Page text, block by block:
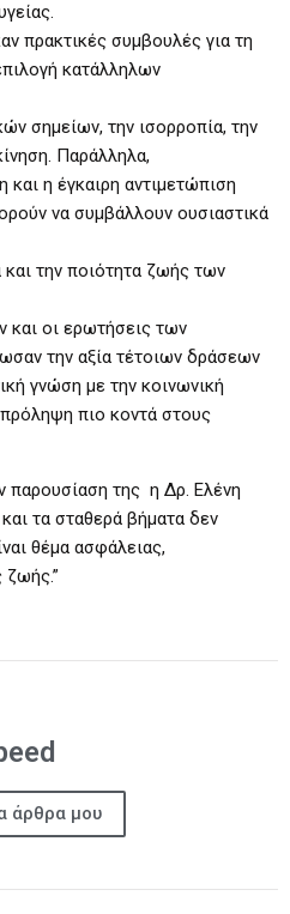
πρακτικές συμβουλές για τη
κατάλληλων
σημείων, την ισορροπία, την
Παράλληλα,
η έγκαιρη αντιμετώπιση
να συμβάλλουν ουσιαστικά
και την ποιότητα ζωής των
και οι ερωτήσεις των
την αξία τέτοιων δράσεων
γνώση με την κοινωνική
πιο κοντά στους
παρουσίαση της η Δρ. Ελένη
τα σταθερά βήματα δεν
θέμα ασφάλειας,
ζωής.”
άρθρα μου